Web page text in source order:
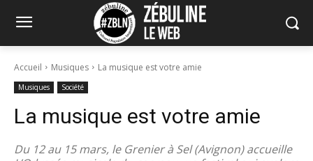
Accueil Musiques La musique est votre amie
Musiques Société
La musique est votre amie
Du 12 au 15 mars, le Grenier à Sel (Avignon) accueille